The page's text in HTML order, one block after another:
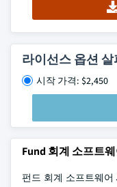
라이선스 옵션
시작 가격: $2,450
Fund 회계 소프트
펀드 회계 소프트웨어